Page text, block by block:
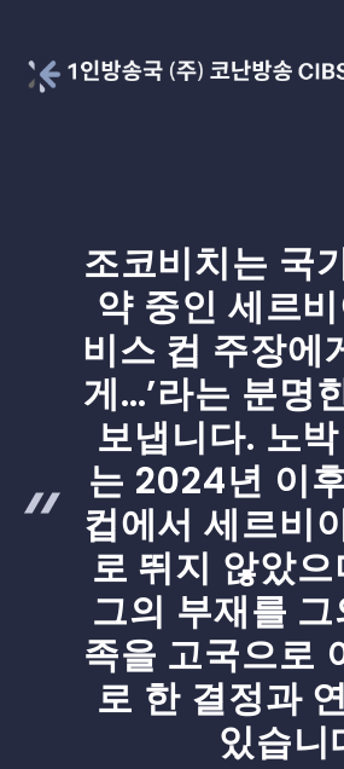
content
조코비치는 국
약 중인 세르
비스 컵 주장에
게…’라는 분명
보냅니다. 노
는 2024년 이
컵에서 세르비
로 뛰지 않았
그의 부재를
족을 고국으로
로 한 결정과
있습니